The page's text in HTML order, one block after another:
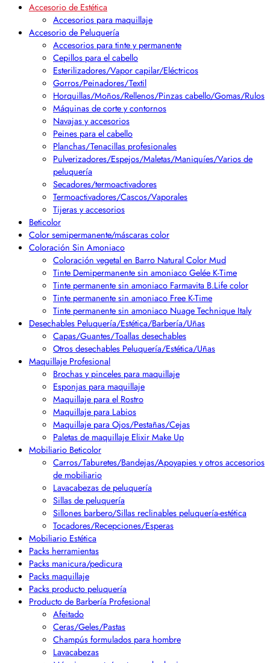
Accesorio de Estética
Accesorios para maquillaje
Accesorio de Peluquería
Accesorios para tinte y permanente
Cepillos para el cabello
Esterilizadores/Vapor capilar/Eléctricos
Gorros/Peinadores/Textil
Horquillas/Moños/Rellenos/Pinzas cabello/Gomas/Rulos
Máquinas de corte y contornos
Navajas y accesorios
Peines para el cabello
Planchas/Tenacillas profesionales
Pulverizadores/Espejos/Maletas/Maniquíes/Varios de
peluquería
Secadores/termoactivadores
Termoactivadores/Cascos/Vaporales
Tijeras y accesorios
Beticolor
Color semipermanente/máscaras color
Coloración Sin Amoniaco
Coloración vegetal en Barro Natural Color Mud
Tinte Demipermanente sin amoniaco Gelée K-Time
Tinte permanente sin amoniaco Farmavita B.Life color
Tinte permanente sin amoniaco Free K-Time
Tinte permanente sin amoniaco Nuage Technique Italy
Desechables Peluquería/Estética/Barbería/Uñas
Capas/Guantes/Toallas desechables
Otros desechables Peluquería/Estética/Uñas
Maquillaje Profesional
Brochas y pinceles para maquillaje
Esponjas para maquillaje
Maquillaje para el Rostro
Maquillaje para Labios
Maquillaje para Ojos/Pestañas/Cejas
Paletas de maquillaje Elixir Make Up
Mobiliario Beticolor
Carros/Taburetes/Bandejas/Apoyapies y otros accesorios
de mobiliario
Lavacabezas de peluquería
Sillas de peluquería
Sillones barbero/Sillas reclinables peluquería-estética
Tocadores/Recepciones/Esperas
Mobiliario Estética
Packs herramientas
Packs manicura/pedicura
Packs maquillaje
Packs producto peluquería
Producto de Barbería Profesional
Afeitado
Ceras/Geles/Pastas
Champús formulados para hombre
Lavacabezas